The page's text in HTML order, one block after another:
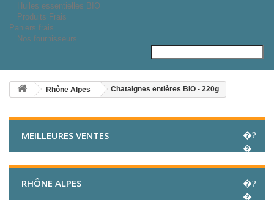
Huiles essentielles BIO
Produits Frais
Paniers frais
Nos fournisseurs
Rhône Alpes Chataignes entières BIO - 220g
MEILLEURES VENTES
RHÔNE ALPES